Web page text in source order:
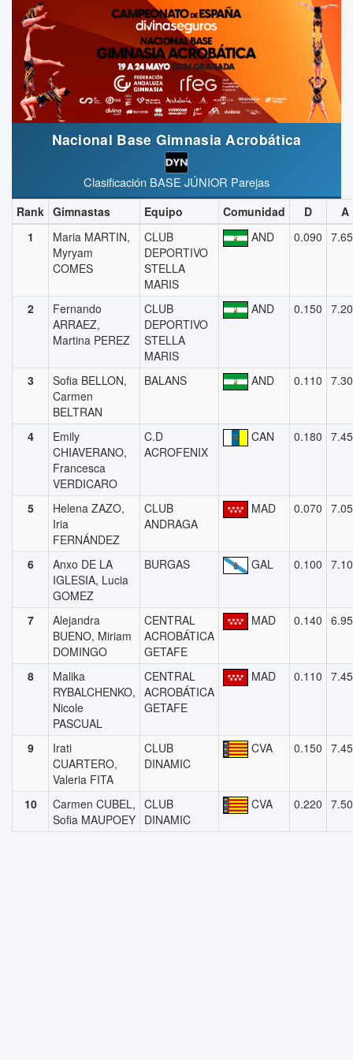
Nacional Base Gimnasia Acrobática
Clasificación BASE JÚNIOR Parejas
Rank Gimnastas Equipo Comunidad D
A
1
Maria MARTIN,
Myryam
COMES
CLUB
DEPORTIVO
STELLA
MARIS
AND 0.090
2
Fernando
ARRAEZ,
Martina PEREZ
CLUB
DEPORTIVO
STELLA
MARIS
AND 0.150
3
Sofia BELLON,
Carmen
BELTRAN
BALANS AND 0.110
4
Emily
CHIAVERANO,
Francesca
VERDICARO
C.D
ACROFENIX
CAN 0.180
5
Helena ZAZO,
Iria
FERNÁNDEZ
CLUB
ANDRAGA
MAD 0.070
6
Anxo DE LA
IGLESIA, Lucia
GOMEZ
BURGAS GAL 0.100
7
Alejandra
BUENO, Miriam
DOMINGO
CENTRAL
ACROBÁTICA
GETAFE
MAD 0.140
8
Malika
RYBALCHENKO,
Nicole
PASCUAL
CENTRAL
ACROBÁTICA
GETAFE
MAD 0.110
9
Irati
CUARTERO,
Valeria FITA
CLUB
DINAMIC
CVA 0.150
10
Carmen CUBEL,
Sofia MAUPOEY
CLUB
DINAMIC
CVA 0.220